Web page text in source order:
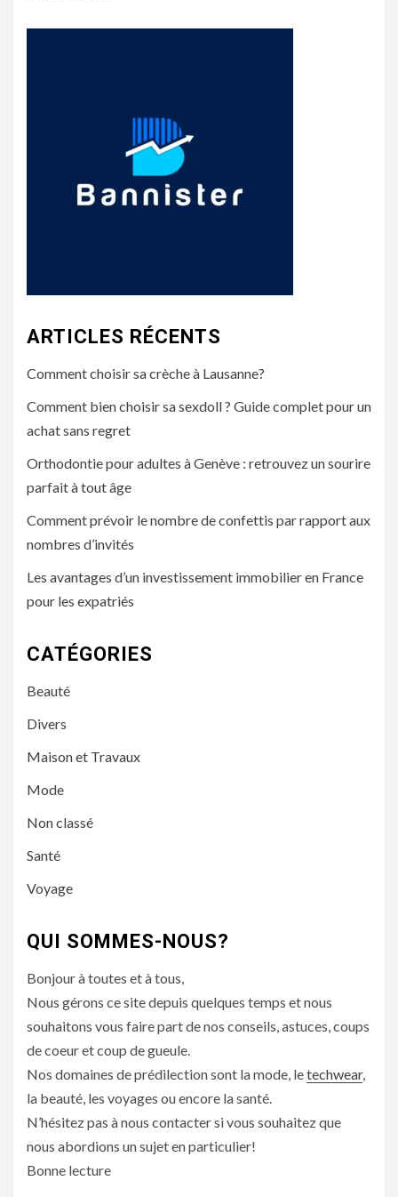
ARTICLES RÉCENTS
Comment choisir sa crèche à Lausanne?
Comment bien choisir sa sexdoll ? Guide complet pour un
achat sans regret
Orthodontie pour adultes à Genève : retrouvez un sourire
parfait à tout âge
Comment prévoir le nombre de confettis par rapport aux
nombres d’invités
Les avantages d’un investissement immobilier en France
pour les expatriés
CATÉGORIES
Beauté
Divers
Maison et Travaux
Mode
Non classé
Santé
Voyage
QUI SOMMES-NOUS?
Bonjour à toutes et à tous,
Nous gérons ce site depuis quelques temps et nous
souhaitons vous faire part de nos conseils, astuces, coups
de coeur et coup de gueule.
Nos domaines de prédilection sont la mode, letechwear,
la beauté, les voyages ou encore la santé.
N’hésitez pas à nous contacter si vous souhaitez que
nous abordions un sujet en particulier!
Bonne lecture